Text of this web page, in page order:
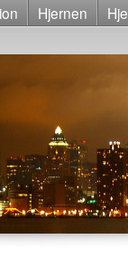
Hjernen